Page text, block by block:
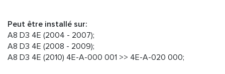
Peut être installé sur:
A8 D3 4E (2004 - 2007);
A8 D3 4E (2008 - 2009);
A8 D3 4E (2010) 4E-A-000 001 >> 4E-A-020 000;